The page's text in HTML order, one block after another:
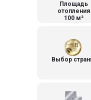
Площадь
отопления
100 м²
Выбор